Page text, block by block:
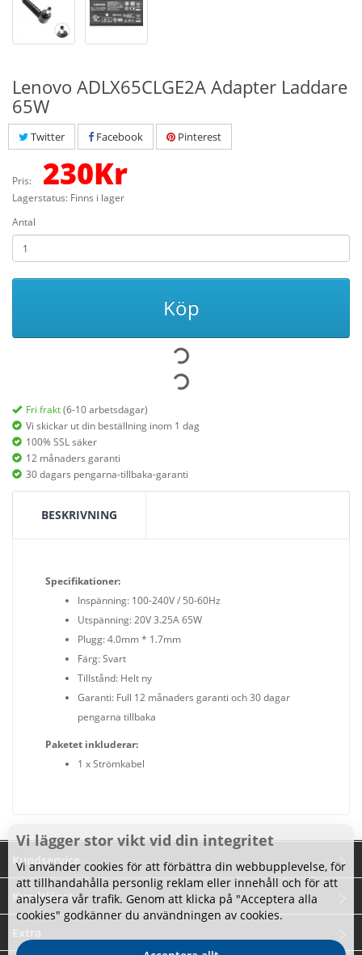
Lenovo ADLX65CLGE2A Adapter Laddare
65W
Twitter Facebook Pinterest
Pris: 230Kr
Lagerstatus: Finns i lager
Antal
Köp
Fri frakt(6-10 arbetsdagar)
Vi skickar ut din beställning inom 1 dag
100% SSL säker
12 månaders garanti
30 dagars pengarna-tillbaka-garanti
BESKRIVNING
Specifikationer:
Inspänning: 100-240V / 50-60Hz
Utspänning: 20V 3.25A 65W
Plugg: 4.0mm * 1.7mm
Färg: Svart
Tillstånd: Helt ny
Garanti: Full 12 månaders garanti och 30 dagar
pengarna tillbaka
Paketet inkluderar:
1 x Strömkabel
Kundservice
Kundtjänst
Vi lägger stor vikt vid din integritet
Vi använder cookies för att förbättra din webbupplevelse, för
att tillhandahålla personlig reklam eller innehåll och för att
analysera vår trafik. Genom att klicka på "Acceptera alla
cookies" godkänner du användningen av cookies.